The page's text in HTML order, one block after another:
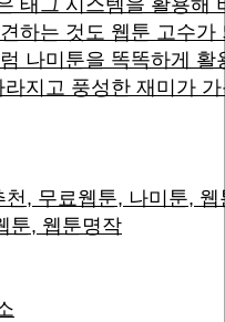
태그 시스템을 활용해
하는 것도 웹툰 고수가
나미툰을 똑똑하게 활
지고 풍성한 재미가
천, 무료웹툰, 나미툰, 웹
툰, 웹툰명작